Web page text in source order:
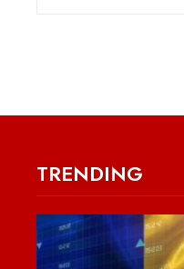
TRENDING